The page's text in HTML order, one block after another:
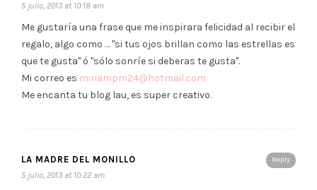
5 julio, 2013 at 10:18 am
Me gustaría una frase que me inspirara felicidad al recibir el
regalo, algo como … "si tus ojos brillan como las estrellas es
que te gusta" ó "sólo sonríe si deberas te gusta".
Mi correo es miriampm24@hotmail.com
Me encanta tu blog lau, es super creativo.
Reply
LA MADRE DEL MONILLO
5 julio, 2013 at 10:22 am